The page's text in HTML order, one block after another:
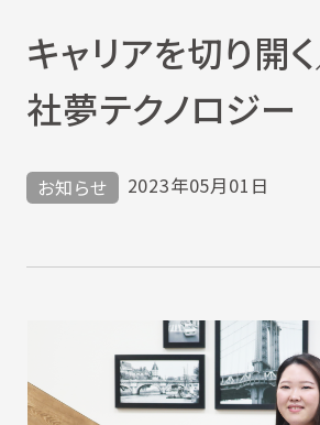
キャリアを切り開
社夢テクノロジー
お知らせ 2023年05月01日